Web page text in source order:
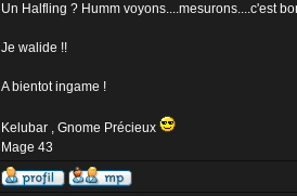
Un Halfling ? Humm voyons....mesurons....c'est
Je walide !!
A bientot ingame !
Kelubar , Gnome Précieux
Mage 43